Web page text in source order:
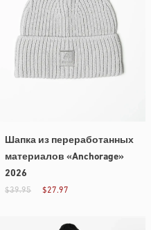
Шапка из переработанных
материалов «Anchorage»
2026
$27.97
$39.95